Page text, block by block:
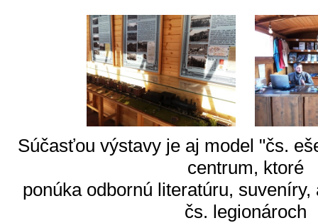
Súčasťou výstavy je aj model "čs.
centrum, ktoré
ponúka odbornú literatúru,
čs. legionároch